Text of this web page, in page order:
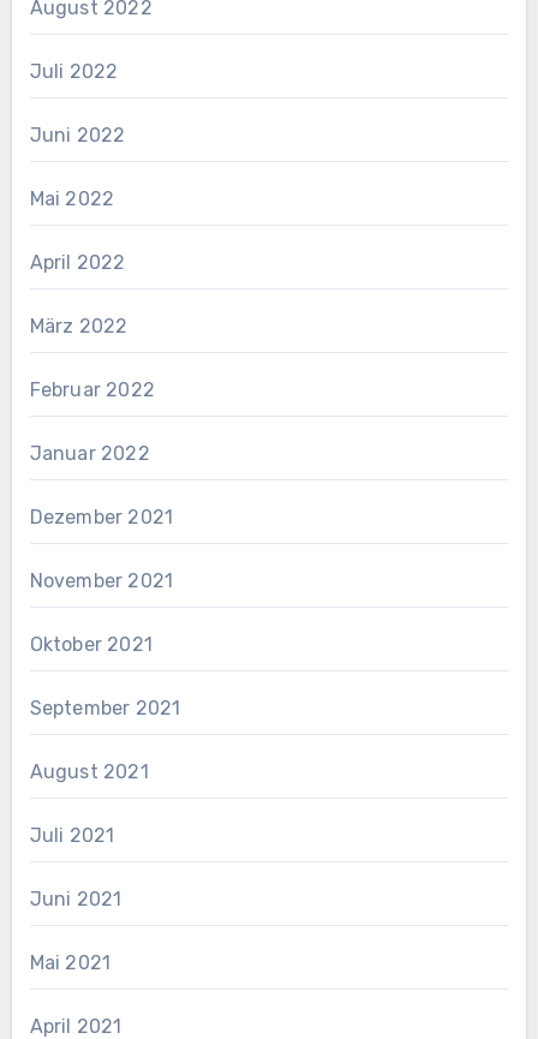
August 2022
Juli 2022
Juni 2022
Mai 2022
April 2022
März 2022
Februar 2022
Januar 2022
Dezember 2021
November 2021
Oktober 2021
September 2021
August 2021
Juli 2021
Juni 2021
Mai 2021
April 2021